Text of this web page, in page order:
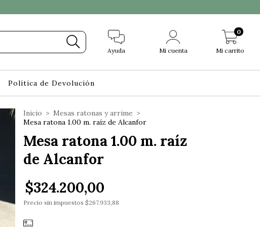
Ayuda Mi cuenta Mi carrito
0
Política de Devolución
Inicio > Mesas ratonas y arrime >
Mesa ratona 1.00 m. raíz de Alcanfor
Mesa ratona 1.00 m. raíz
de Alcanfor
$324.200,00
Precio sin impuestos $267.933,88